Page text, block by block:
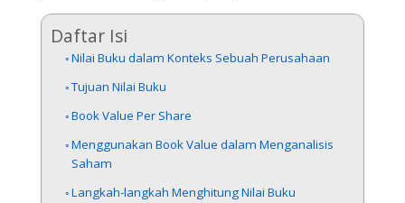
Daftar Isi
Nilai Buku dalam Konteks Sebuah Perusahaan
Tujuan Nilai Buku
Book Value Per Share
Menggunakan Book Value dalam Menganalisis
Saham
Langkah-langkah Menghitung Nilai Buku